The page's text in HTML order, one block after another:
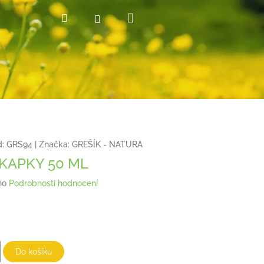
HledatPřihlášení
košík
GRS94 Značka: GREŠÍK - NATURA
50 ML
Podrobnosti hodnocení
Do košíku